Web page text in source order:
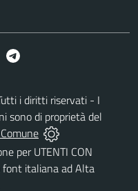
i diritti riservati - I
sono di proprietà del
per UTENTI CON
font italiana ad Alta